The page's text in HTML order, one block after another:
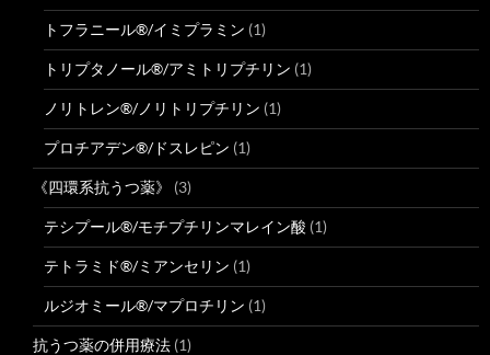
トフラニール®/イミプラミン (1)
トリプタノール®/アミトリプチリン (1)
ノリトレン®/ノリトリプチリン (1)
プロチアデン®/ドスレピン (1)
《四環系抗うつ薬》 (3)
テシプール®/モチプチリンマレイン酸 (1)
テトラミド®/ミアンセリン (1)
ルジオミール®/マプロチリン (1)
抗うつ薬の併用療法 (1)